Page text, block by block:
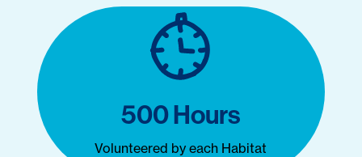
500 Hours
Volunteered by each Habitat